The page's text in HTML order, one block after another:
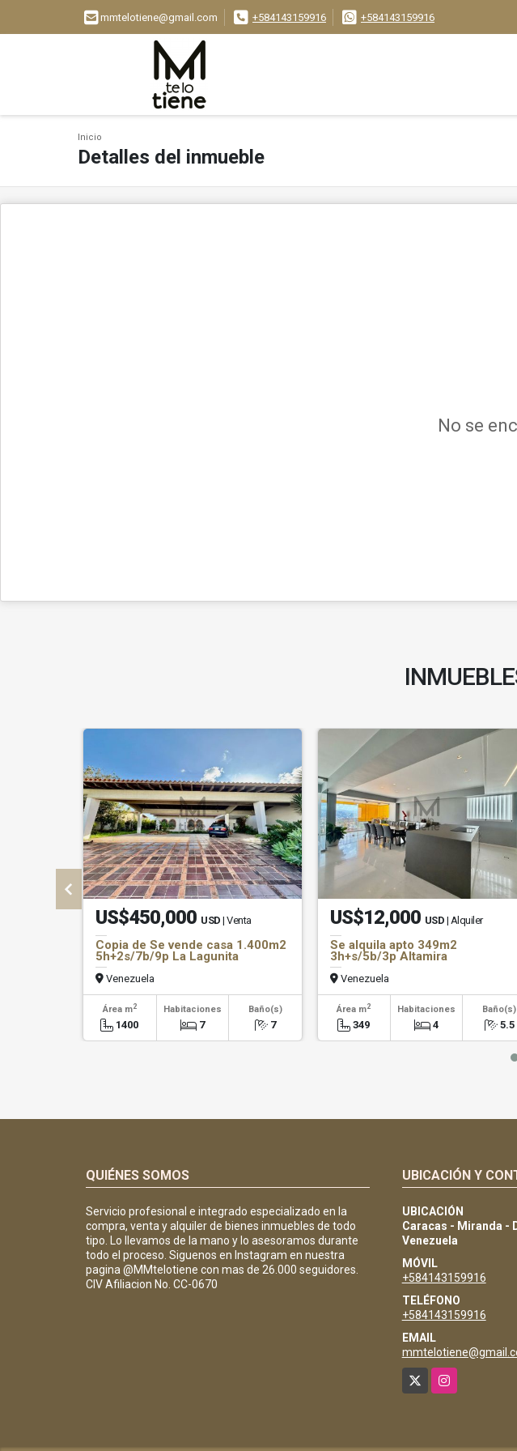
mmtelotiene@gmail.com +584143159916 +584143159916
Inicio
Detalles del inmueble
No se
US$450,000 USD | Venta
Copia de Se vende casa 1.400m2
5h+2s/7b/9p La Lagunita
Venezuela
Área m2
1400
Habitaciones
7
Baño(s)
7
US$12,000 USD | Alquiler
Se alquila apto 349m2
3h+s/5b/3p Altamira
Venezuela
Área m2
349
Habitaciones
4
Baño(s)
5.5
QUIÉNES SOMOS
Servicio profesional e integrado especializado en la
compra, venta y alquiler de bienes inmuebles de todo
tipo. Lo llevamos de la mano y lo asesoramos durante
todo el proceso. Siguenos en Instagram en nuestra
pagina @MMtelotiene con mas de 26.000 seguidores.
CIV Afiliacion No. CC-0670
UBICACIÓN Y
UBICACIÓN
Caracas - Miranda -
Venezuela
MÓVIL
+584143159916
TELÉFONO
+584143159916
EMAIL
Instagram